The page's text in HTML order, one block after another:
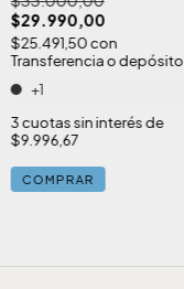
$29.990,00
$25.491,50con
Transferencia o depósito
+1
3cuotas sin interés de
$9.996,67
COMPRAR